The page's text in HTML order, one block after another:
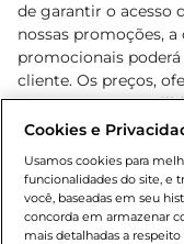
de garantir o acesso
nossas promoções,
promocionais
cliente. Os preços,
o e-commerce e
sofrer alterações
Lei n.º 8069/90, art.
Adolescente).
www.bretas.com.br,
Cookies e
Usamos cookies para
funcionalidades do site, e
você, baseadas em seu
concorda em armazenar
mais detalhadas a